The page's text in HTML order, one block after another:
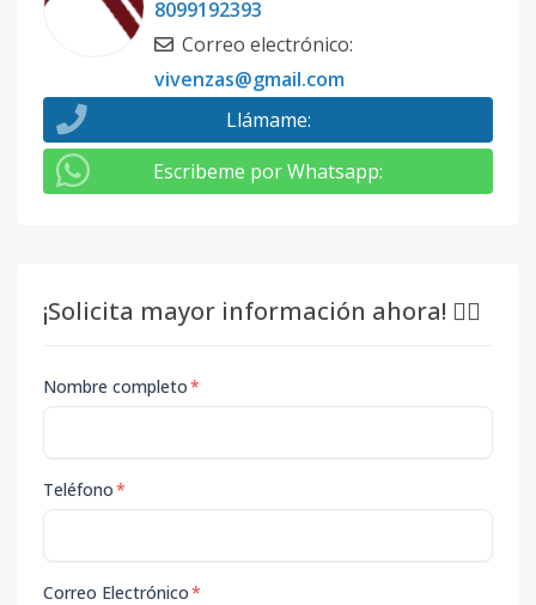
8099192393
Correo electrónico:
vivenzas@gmail.com
Llámame:
Escribeme por Whatsapp:
¡Solicita mayor información ahora! 👇🏽
Nombre completo*
Teléfono*
Correo Electrónico*